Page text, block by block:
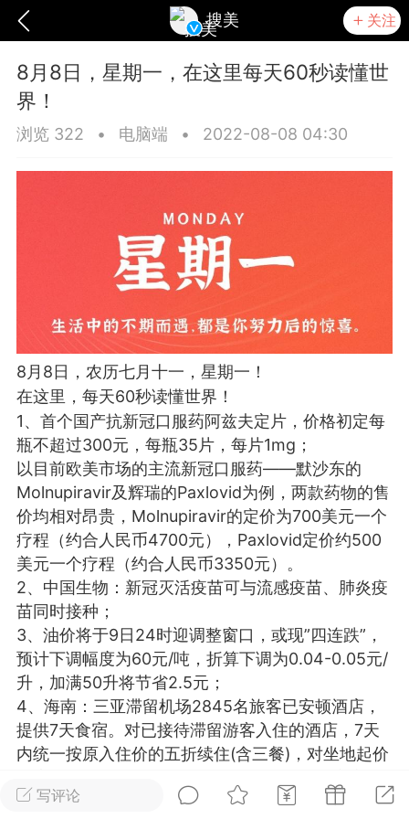
搜美 关注
爆汗熊 卡卡动能素 无创溶斑术
美业357 芯诗妍 卡卡美业
每次200金币 点击购买
师 小熊水光
爆汗熊
脂
卡卡动能素
皇斯普拉雅
建术
DRYY面膜 微晶溶斑术
爆款平台 Lv.8 靓号
加盟商
26 23:18
电脑端 美业资讯
闪充小白罐
本/双效闪充，养出紧致小白脸！一、项
充小白罐 = 闪充大白肌（仪器）× 草本
产品）×极光嫩肤啫喱（产品）这是一套
护...写评论
8月8日，星期一，在这里每天60秒读懂世
界！
浏览 322 • 电脑端 • 2022-08-08 04:30
8月8日，农历七月十一，星期一！
在这里，每天60秒读懂世界！
1、首个国产抗新冠口服药阿兹夫定片，价格初定每
瓶不超过300元，每瓶35片，每片1mg；
以目前欧美市场的主流新冠口服药——默沙东的
Molnupiravir及辉瑞的Paxlovid为例，两款药物的售
价均相对昂贵，Molnupiravir的定价为700美元一个
疗程（约合人民币4700元），Paxlovid定价约500
美元一个疗程（约合人民币3350元）。
2、中国生物：新冠灭活疫苗可与流感疫苗、肺炎疫
苗同时接种；
3、油价将于9日24时迎调整窗口，或现”四连跌”，
预计下调幅度为60元/吨，折算下调为0.04-0.05元/
升，加满50升将节省2.5元；
4、海南：三亚滞留机场2845名旅客已安顿酒店，
提供7天食宿。对已接待滞留游客入住的酒店，7天
内统一按原入住价的五折续住(含三餐)，对坐地起价
临时性全域静态管理。本轮疫情已累计1140例；